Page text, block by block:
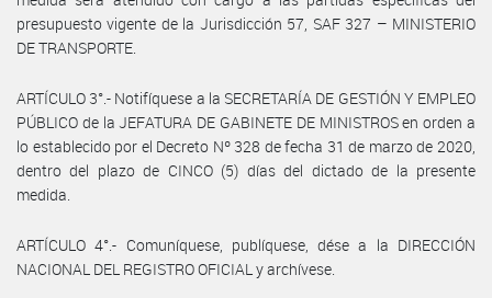
presupuesto vigente de la Jurisdicción 57, SAF 327 – MINISTERIO
DE TRANSPORTE.
ARTÍCULO 3°.- Notifíquese a la SECRETARÍA DE GESTIÓN Y EMPLEO
PÚBLICO de la JEFATURA DE GABINETE DE MINISTROS en orden a
lo establecido por el Decreto Nº 328 de fecha 31 de marzo de 2020,
dentro del plazo de CINCO (5) días del dictado de la presente
medida.
ARTÍCULO 4°.- Comuníquese, publíquese, dése a la DIRECCIÓN
NACIONAL DEL REGISTRO OFICIAL y archívese.